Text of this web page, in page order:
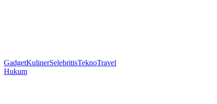
GadgetKulinerSelebritisTeknoTravel
Hukum